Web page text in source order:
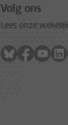
Volg ons
Lees onze
Volg ons op
Volg ons
Volg